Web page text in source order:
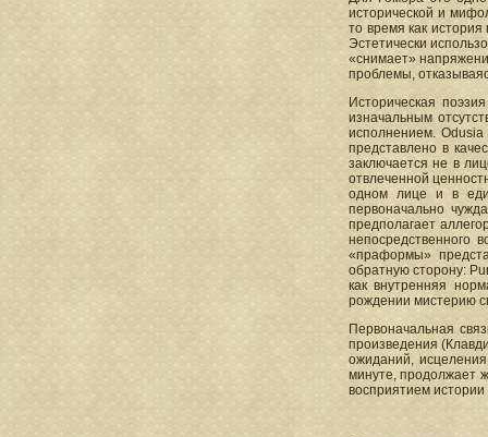
исторической и
то время как история
Эстетически
«снимает»
проблемы,
Историческая
изначальным
исполнением. Odusia
представлено в
заключается не в
отвлеченной
одном лице и в
первоначально
предполагает
«праформы»
обратную сторону:
как внутренняя
рождении мистерию
Первоначальная
произведения
ожиданий,
минуте, продолжает
восприятием